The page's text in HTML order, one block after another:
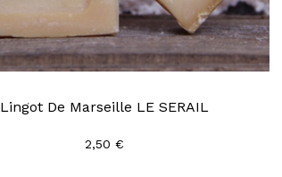
Lingot De Marseille LE SERAIL
2,50 €